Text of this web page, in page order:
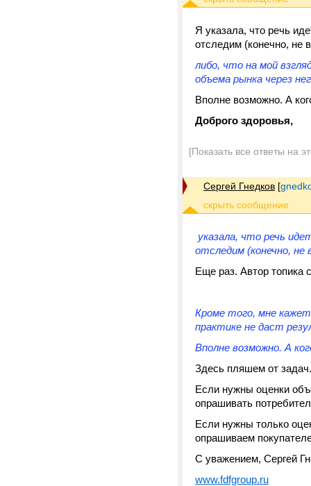
Я указала, что речь
отследим (конечно, не
либо, что на мой
объема рынка через
Вполне возможно. А
Доброго здоровья,
[Показать все ответы на
Сергей Гнедков [
указала, что речь
отследим (конечно, не
Еще раз. Автор
Кроме того, мне
практике не даст
Вполне возможно. А
Здесь пляшем от задач.
Если нужны оценки
опрашивать
Если нужны только
опрашиваем
С уважением, Сергей
www.fdfgroup.ru